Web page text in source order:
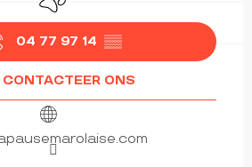
04 77 97 14 ▒▒
CONTACTEER ONS